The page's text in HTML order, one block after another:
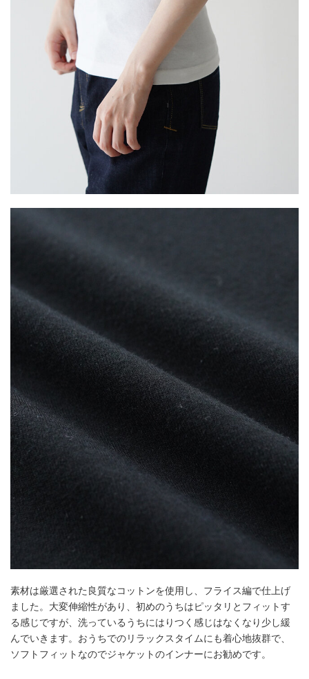
素材は厳選された良質なコットンを使用し、フライス編で仕上げ
ました。大変伸縮性があり、初めのうちはピッタリとフィットす
る感じですが、洗っているうちにはりつく感じはなくなり少し緩
んでいきます。おうちでのリラックスタイムにも着心地抜群で、
ソフトフィットなのでジャケットのインナーにお勧めです。